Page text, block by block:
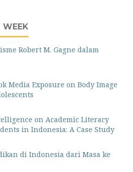
WEEK
Robert M. Gagne dalam
Media Exposure on Body Image
on Academic Literacy
in Indonesia: A Case Study
di Indonesia dari Masa ke